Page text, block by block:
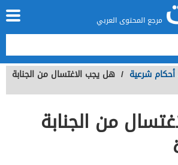
مرجع المحتوى العربي
أحكام شرعية / هل يجب الاغتسال من الجنابة
من الجنابة